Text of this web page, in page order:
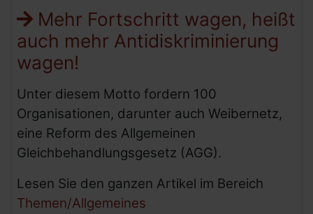
Mehr Fortschritt wagen, heißt
auch mehr Antidiskriminierung
wagen!
Unter diesem Motto fordern 100
Organisationen, darunter auch Weibernetz,
eine Reform des Allgemeinen
Gleichbehandlungsgesetz (AGG).
Lesen Sie den ganzen Artikel im Bereich
Themen/Allgemeines